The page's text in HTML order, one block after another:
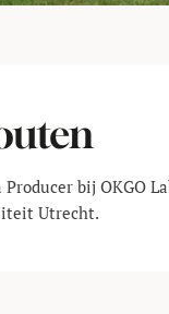
bij OKGO
Utrecht.